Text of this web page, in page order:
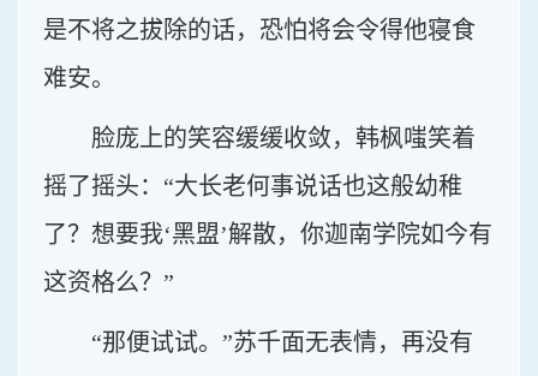
是不将之拔除的话，恐怕将会令得他寝食
难安。
脸庞上的笑容缓缓收敛，韩枫嗤笑着
摇了摇头：“大长老何事说话也这般幼稚
了？想要我‘黑盟’解散，你迦南学院如今有
这资格么？”
“那便试试。”苏千面无表情，再没有